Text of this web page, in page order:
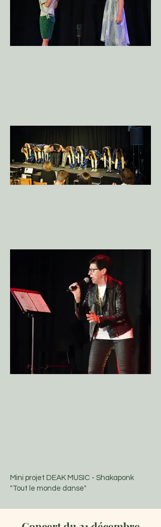
Mini projet DEAK MUSIC - Shakaponk
"Tout le monde danse"